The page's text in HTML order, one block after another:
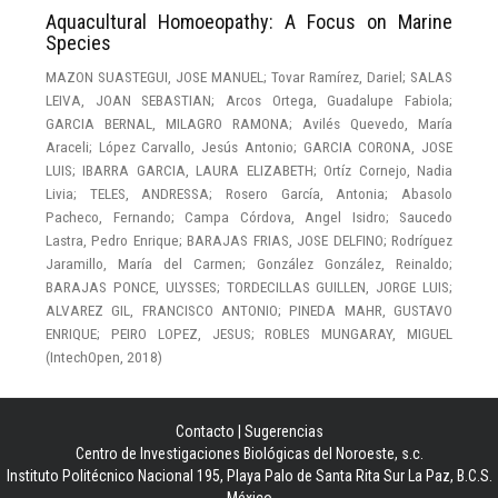
Aquacultural Homoeopathy: A Focus on Marine
Species
MAZON SUASTEGUI, JOSE MANUEL ; Tovar Ramírez, Dariel; SALAS
LEIVA, JOAN SEBASTIAN; Arcos Ortega, Guadalupe Fabiola;
GARCIA BERNAL, MILAGRO RAMONA; Avilés Quevedo, María
Araceli; López Carvallo, Jesús Antonio; GARCIA CORONA, JOSE
LUIS;IBARRA GARCIA, LAURA ELIZABETH;Ortíz Cornejo, Nadia
Livia; TELES, ANDRESSA;Rosero García, Antonia; Abasolo
Pacheco, Fernando; Campa Córdova, Angel Isidro; Saucedo
Lastra, Pedro Enrique;BARAJAS FRIAS, JOSE DELFINO;Rodríguez
Jaramillo, María del Carmen; González González, Reinaldo;
BARAJAS PONCE, ULYSSES; TORDECILLAS GUILLEN, JORGE LUIS;
ALVAREZ GIL, FRANCISCO ANTONIO;PINEDA MAHR, GUSTAVO
ENRIQUE; PEIRO LOPEZ, JESUS;ROBLES MUNGARAY, MIGUEL
(IntechOpen 2018)
Contacto
Sugerencias
Centro de Investigaciones Biológicas del Noroeste, s.c.
Instituto Politécnico Nacional 195, Playa Palo de Santa Rita Sur La Paz, B.C.S.